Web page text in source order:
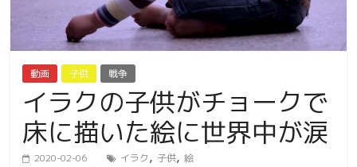
動画 子供 戦争
イラクの子供がチョークで
床に描いた絵に世界中が涙
2020-02-06 イラク, 子供,絵